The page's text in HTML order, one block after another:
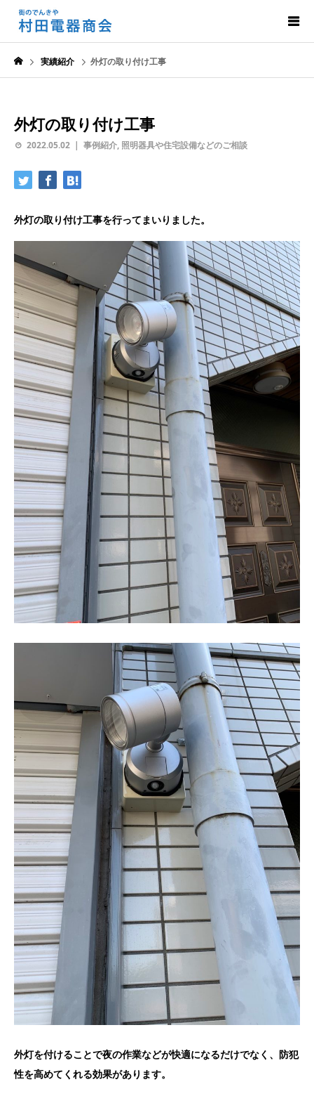
実績紹介 外灯の取り付け工事
外灯の取り付け工事
2022.05.02 事例紹介, 照明器具や住宅設備などのご相談
外灯の取り付け工事を行ってまいりました。
外灯を付けることで夜の作業などが快適になるだけでなく、防犯
性を高めてくれる効果があります。